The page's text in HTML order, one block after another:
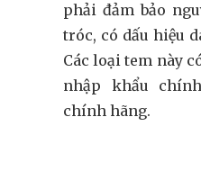
phải đảm bảo
tróc, có dấu hiệu
Các loại tem này
nhập khẩu
chính hãng.